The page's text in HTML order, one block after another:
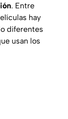
. Entre
hay
diferentes
usan los